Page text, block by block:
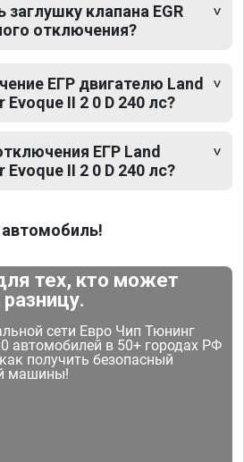
клапана EGR
отключения?
ЕГР двигателю Land
Evoque II 2 0 D 240 лс?
ЕГР Land
Evoque II 2 0 D 240 лс?
тех, кто может
сети Евро Чип Тюнинг
автомобилей в 50+ городах РФ
получить безопасный
машины!